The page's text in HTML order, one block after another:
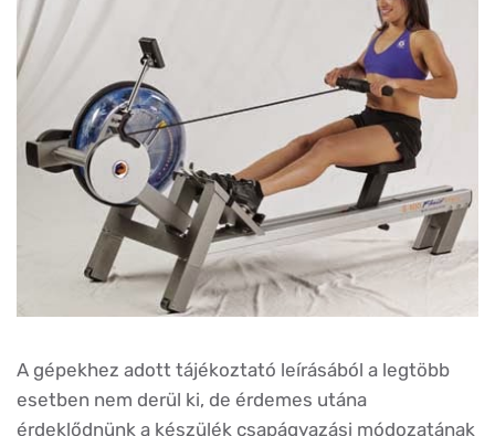
A gépekhez adott tájékoztató leírásából a legtöbb
esetben nem derül ki, de érdemes utána
érdeklődnünk a készülék csapágyazási módozatának